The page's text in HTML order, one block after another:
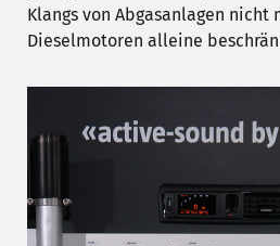
Klangs von Abgasanlagen nicht
Dieselmotoren alleine